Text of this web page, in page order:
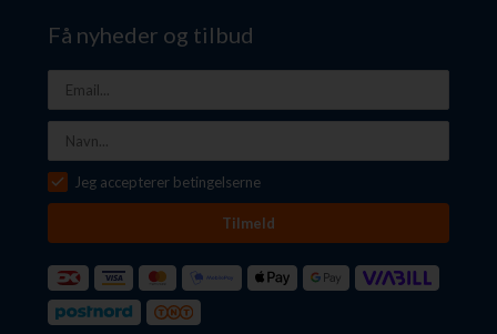
Få nyheder og tilbud
Jeg accepterer betingelserne